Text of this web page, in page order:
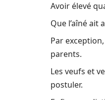
Avoir élevé
Que l’aîné ait
Par
parents.
Les veufs et
postuler.